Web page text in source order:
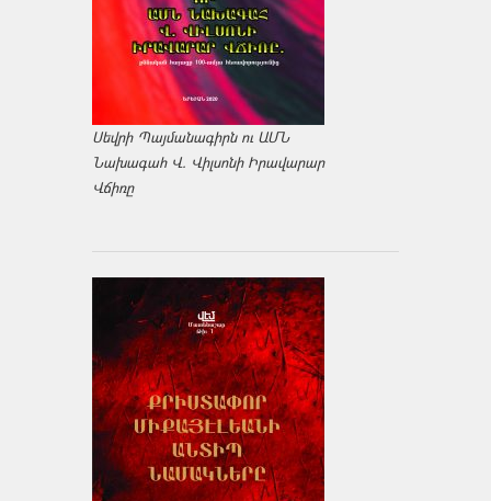
Սեվրի Պայմանագիրն ու ԱՄՆ
Նախագահ Վ. Վիլսոնի Իրավարար
Վճիռը